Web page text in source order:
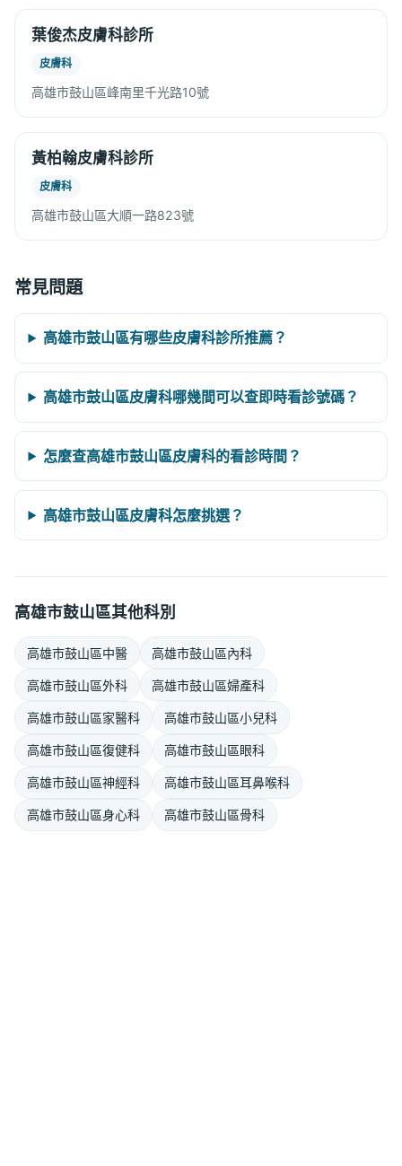
葉俊杰皮膚科診所
皮膚科
高雄市鼓山區峰南里千光路10號
黃柏翰皮膚科診所
皮膚科
高雄市鼓山區大順一路823號
常見問題
高雄市鼓山區有哪些皮膚科診所推薦？
高雄市鼓山區皮膚科哪幾間可以查即時看診號碼？
怎麼查高雄市鼓山區皮膚科的看診時間？
高雄市鼓山區皮膚科怎麼挑選？
高雄市鼓山區其他科別
高雄市鼓山區中醫 高雄市鼓山區內科
高雄市鼓山區外科 高雄市鼓山區婦產科
高雄市鼓山區家醫科 高雄市鼓山區小兒科
高雄市鼓山區復健科 高雄市鼓山區眼科
高雄市鼓山區神經科 高雄市鼓山區耳鼻喉科
高雄市鼓山區身心科 高雄市鼓山區骨科